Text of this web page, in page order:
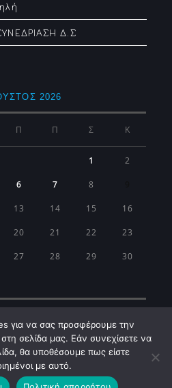
Δ.Σ
2026
Π Π Σ Κ
1 2
6 7 8
13 14 15 16
20 21 22 23
27 28 29 30
για να σας προσφέρουμε την
σελίδα μας. Εάν συνεχίσετε να
θα υποθέσουμε πως είστε
με αυτό.